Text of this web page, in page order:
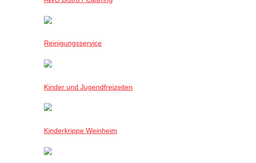
Reinigungsservice
Kinder und Jugendfreizeiten
Kinderkrippe Weinheim